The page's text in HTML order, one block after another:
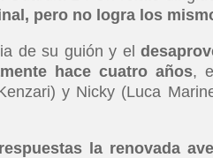
pero no logra los
de su guión y el
hace cuatro años,
y Nicky (Luca
la renovada